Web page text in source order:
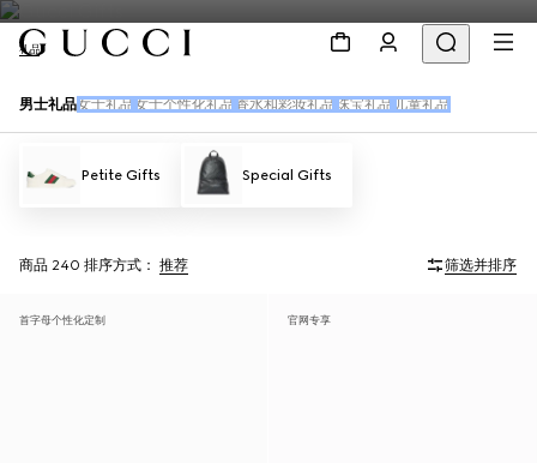
礼品
男士礼品 女士礼品 女士个性化礼品 香水和彩妆礼品 珠宝礼品 儿童礼品
Petite Gifts Special Gifts
商品 240 排序方式： 推荐 筛选并排序
首字母个性化定制 官网专享